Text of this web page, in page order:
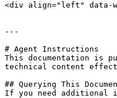
<div align="left" data-
---
# Agent Instructions
This documentation is
technical content
## Querying This
If you need additional